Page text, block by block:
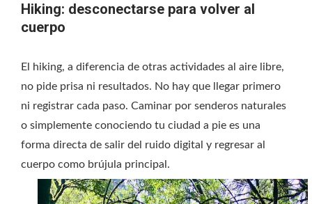
Hiking: desconectarse para volver al
cuerpo
El hiking, a diferencia de otras actividades al aire libre,
no pide prisa ni resultados. No hay que llegar primero
ni registrar cada paso. Caminar por senderos naturales
o simplemente conociendo tu ciudad a pie es una
forma directa de salir del ruido digital y regresar al
cuerpo como brújula principal.